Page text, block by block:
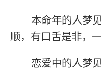
本命年的人梦
顺，有口舌是非，
恋爱中的人梦